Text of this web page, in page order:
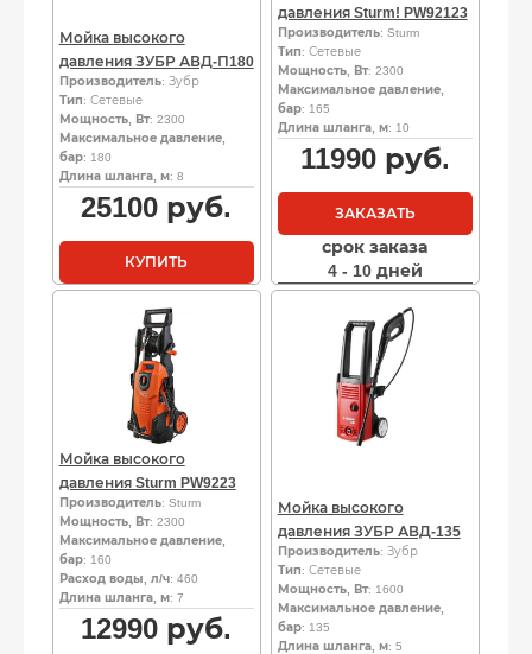
Мойка высокого
давления ЗУБР АВД-П180
Производитель: Зубр
Тип: Сетевые
Мощность, Вт: 2300
Максимальное давление,
бар: 180
Длина шланга, м: 8
25100 руб.
КУПИТЬ
давления Sturm! PW92123
Производитель: Sturm
Тип: Сетевые
Мощность, Вт: 2300
Максимальное давление,
бар: 165
Длина шланга, м: 10
11990руб.
ЗАКАЗАТЬ
срок заказа
4 - 10 дней
Мойка высокого
давления Sturm PW9223
Производитель: Sturm
Мощность, Вт: 2300
Максимальное давление,
бар: 160
Расход воды, л/ч: 460
Длина шланга, м: 7
12990 руб.
Мойка высокого
давления ЗУБР АВД-135
Производитель: Зубр
Тип: Сетевые
Мощность, Вт: 1600
Максимальное давление,
бар: 135
Длина шланга, м: 5